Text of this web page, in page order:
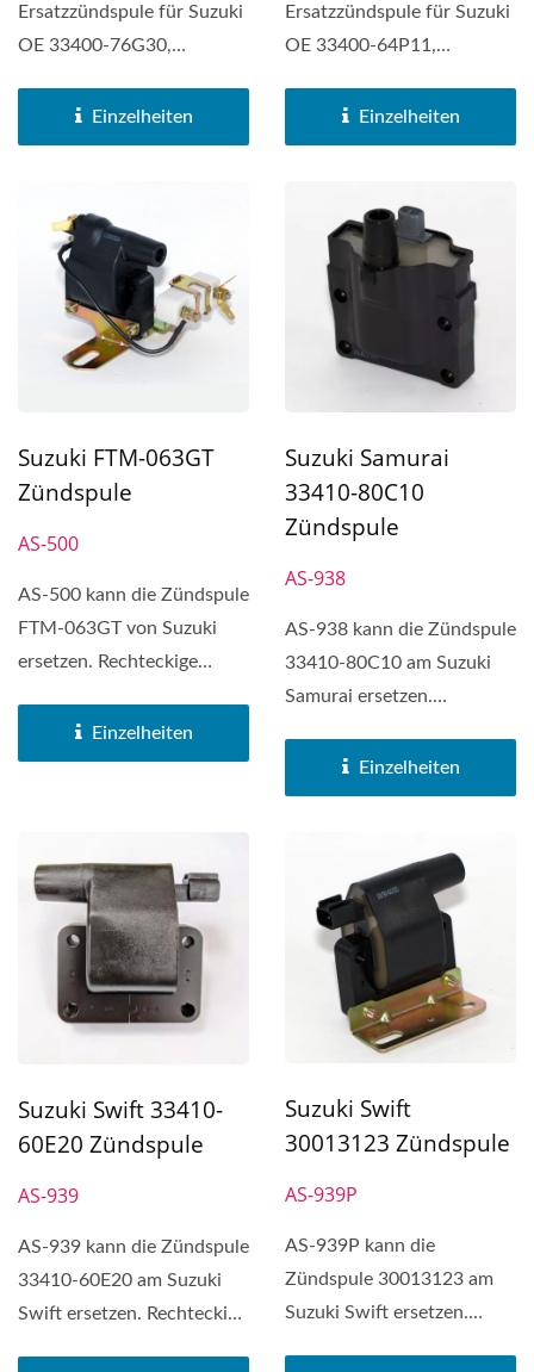
Ersatzzündspule für Suzuki
OE 33400-76G30,
und Wagon...Einzelheiten
Ersatzzündspule für Suzuki
OE 33400-64P11,
Spacia.
Einzelheiten
Suzuki FTM-063GT
Zündspule
AS-500
AS-500 kann die Zündspule
FTM-063GT von Suzuki
ersetzen. Rechteckige
Einzelheiten
Suzuki Samurai
33410-80C10
Zündspule
AS-938
AS-938 kann die Zündspule
33410-80C10 am Suzuki
Samurai ersetzen.
Einzelheiten
Suzuki Swift 33410-
60E20 Zündspule
AS-939
AS-939 kann die Zündspule
33410-60E20 am Suzuki
Swift ersetzen. Rechteckige
Suzuki Swift
30013123 Zündspule
AS-939P
AS-939P kann die
Zündspule 30013123 am
Suzuki Swift ersetzen.